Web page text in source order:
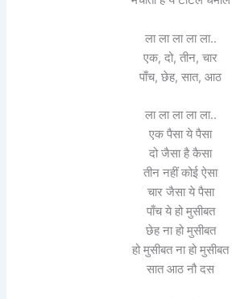
ला ला ला ला ला..
एक, दो, तीन, चार
पाँच, छेह, सात, आठ
ला ला ला ला ला..
एक पैसा ये पैसा
दो जैसा है कैसा
तीन नहीं कोई ऐसा
चार जैसा ये पैसा
पाँच ये हो मुसीबत
छेह ना हो मुसीबत
हो मुसीबत ना हो मुसीबत
सात आठ नौ दस